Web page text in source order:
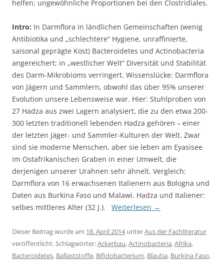
helfen; ungewöhnliche Proportionen bei den Clostridiales.
Intro: In Darmflora in ländlichen Gemeinschaften (wenig
Antibiotika und „schlechtere“ Hygiene, unraffinierte,
saisonal geprägte Kost) Bacteroidetes und Actinobacteria
angereichert; in „westlicher Welt“ Diversität und Stabilität
des Darm-Mikrobioms verringert. Wissenslücke: Darmflora
von Jägern und Sammlern, obwohl das über 95% unserer
Evolution unsere Lebensweise war. Hier: Stuhlproben von
27 Hadza aus zwei Lagern analysiert, die zu den etwa 200-
300 letzten traditionell lebenden Hadza gehören – einer
der letzten Jäger- und Sammler-Kulturen der Welt. Zwar
sind sie moderne Menschen, aber sie leben am Eyasisee
im Ostafrikanischen Graben in einer Umwelt, die
derjenigen unserer Urahnen sehr ähnelt. Vergleich:
Darmflora von 16 erwachsenen Italienern aus Bologna und
Daten aus Burkina Faso und Malawi. Hadza und Italiener:
selbes mittleres Alter (32 J.). Weiterlesen →
Dieser Beitrag wurde am 18. April 2014unterAus der Fachliteratur
veröffentlicht. Schlagwörter:Ackerbau,Actinobacteria,Afrika,
Bacteroidetes, Ballaststoffe, Bifidobacterium, Blautia, Burkina Faso,